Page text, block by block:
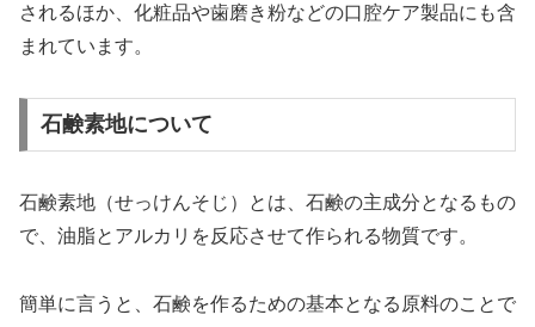
されるほか、化粧品や歯磨き粉などの口腔ケア製品にも含
まれています。
石鹸素地について
石鹸素地（せっけんそじ）とは、石鹸の主成分となるもの
で、油脂とアルカリを反応させて作られる物質です。
簡単に言うと、石鹸を作るための基本となる原料のことで